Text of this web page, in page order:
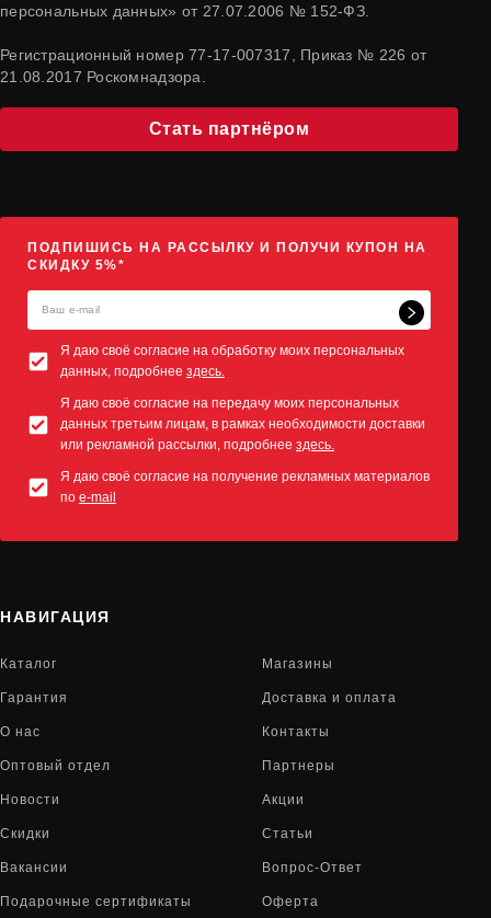
персональных данных» от 27.07.2006 № 152-ФЗ.
Регистрационный номер 77-17-007317, Приказ № 226 от
21.08.2017 Роскомнадзора.
Стать партнёром
ПОДПИШИСЬ НА РАССЫЛКУ И ПОЛУЧИ КУПОН НА
СКИДКУ 5%*
Я даю своё согласие на обработку моих персональных
данных, подробнее здесь.
Я даю своё согласие на передачу моих персональных
данных третьим лицам, в рамках необходимости доставки
или рекламной рассылки, подробнее здесь.
Я даю своё согласие на получение рекламных материалов
по e-mail
НАВИГАЦИЯ
Каталог Магазины
Гарантия Доставка и оплата
О нас Контакты
Оптовый отдел Партнеры
Новости Акции
Скидки Статьи
Вакансии Вопрос-Ответ
Подарочные сертификаты Оферта